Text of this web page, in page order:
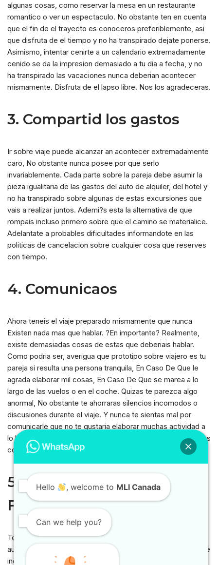
algunas cosas, como reservar la mesa en un restaurante
romantico o ver un espectaculo. No obstante ten en cuenta
que el fin de el trayecto es conoceros preferiblemente, asi
que disfruta de el tiempo y no ha transpirado dejate ponerse.
Asimismo, intentar cenirte a un calendario extremadamente
cenido se da la impresion demasiado a tu dia a fecha, y no
ha transpirado las vacaciones nunca deberian acontecer
mismamente. Disfruta de el lapso libre. Nos los agradeceras.
3. Compartid los gastos
Ir sobre viaje puede alcanzar an acontecer extremadamente
caro, No obstante nunca posee por que serlo
invariablemente. Cada parte sobre la pareja debe asumir la
pieza igualitaria de las gastos del auto de alquiler, del hotel y
no ha transpirado sobre algunas de estas excursiones que
vais a realizar juntos. Ademi?s esta la alternativa de que
rompais incluso primero sobre que el camino se materialice.
Adelantate a probables dificultades informandote en las
politicas de cancelacion sobre cualquier cosa que reserves
con tiempo.
4. Comunicaos
Ahora teneis el viaje preparado mismamente que nunca
Existen nada mas que hablar. ?En importante? Realmente,
existe demasiadas cosas de estas que deberiais hablar.
Como podria ser, averigua que prototipo sobre viajero es tu
pareja si resulta una persona tranquila, En Caso De Que le
agrada elaborar mil cosas, En Caso De Que se marea a lo
largo de las vuelos o en el coche. Quizas te parezca algo
anormal, No obstante te ahorraras silencios incomodos o
discusiones durante el viaje. Y nunca te sientas mal por
comunicarle que no te gustaria elaborar muchas actividad a
lo largo de la escapada. Es mucho preferiblemente hablar las
cosas que ir con malas caras o desganado.
5. Reservate tiempo Con El
Fin De ti
Te lo vas an ocurrir en grande con tu companero en el viaje,
aunque todo el tiempo esta bien reservarse algo de lapso de
individuo identico. Asegurate sobre que los 2 teneis alguna
Hello , welcome to MLI Canada
Can we help you?